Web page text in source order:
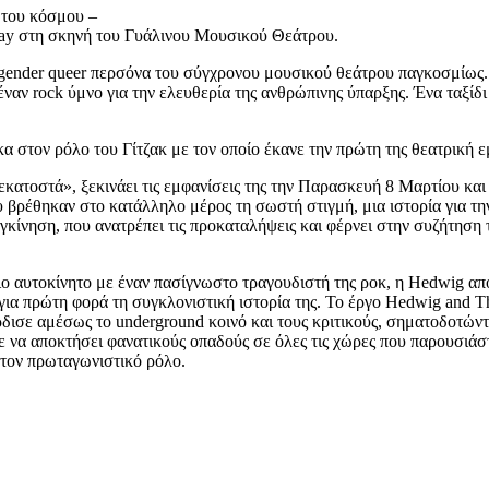
του κόσμου –
στη σκηνή του Γυάλινου Μουσικού Θεάτρου.
queer περσόνα του σύγχρονου μουσικού θεάτρου παγκοσμίως.
rock ύμνο για την ελευθερία της ανθρώπινης ύπαρξης. Ένα
στον ρόλο του Γίτζακ με τον οποίο έκανε την πρώτη της θεατρική
ξεκινάει τις εμφανίσεις της την Παρασκευή 8 Μαρτίου
στο κατάλληλο μέρος τη σωστή στιγμή, μια ιστορία
που ανατρέπει τις προκαταλήψεις και φέρνει στην
με έναν πασίγνωστο τραγουδιστή της ροκ, η Hedwig
πρώτη φορά τη συγκλονιστική ιστορία της. Το έργο Hedwig
αμέσως το underground κοινό και τους κριτικούς,
αποκτήσει φανατικούς οπαδούς σε όλες τις χώρες που
πρωταγωνιστικό ρόλο.